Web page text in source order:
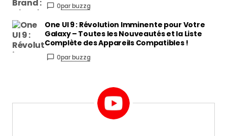
0par buzzg
One UI 9 : Révolution Imminente pour Votre
Galaxy – Toutes les Nouveautés et la Liste
Complète des Appareils Compatibles !
0par buzzg